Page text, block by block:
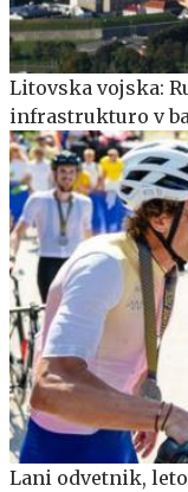
Litovska vojska:
infrastrukturo v
Lani odvetnik,